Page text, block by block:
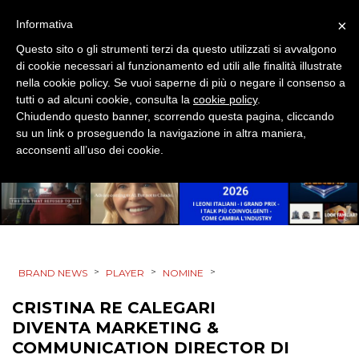
PROMOZIONI
PRODOTTI
PUNTI VENDITA
CSR
STRATEGIE
CINEMA
DIGITALE
BRAND NEWS > PLAYER > NOMINE >
CRISTINA RE CALEGARI
DIVENTA MARKETING &
COMMUNICATION DIRECTOR DI
×
Informativa
Questo sito o gli strumenti terzi da questo utilizzati si avvalgono
di cookie necessari al funzionamento ed utili alle finalità illustrate
nella cookie policy. Se vuoi saperne di più o negare il consenso a
tutti o ad alcuni cookie, consulta la cookie policy.
Chiudendo questo banner, scorrendo questa pagina, cliccando
su un link o proseguendo la navigazione in altra maniera,
acconsenti all’uso dei cookie.